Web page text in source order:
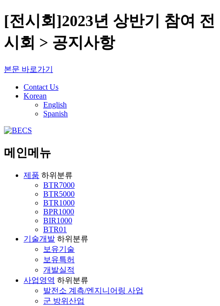
[전시회]2023년 상반기 참여 전
시회 > 공지사항
본문 바로가기
Contact Us
Korean
English
Spanish
메인메뉴
제품 하위분류
BTR7000
BTR5000
BTR1000
BPR1000
BIR1000
BTR01
기술개발 하위분류
보유기술
보유특허
개발실적
사업영역 하위분류
발전소 계측/엔지니어링 사업
군 방위산업